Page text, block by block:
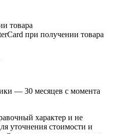
товара
при получении товара
— 30 месяцев с момента
характер и не
уточнения стоимости и